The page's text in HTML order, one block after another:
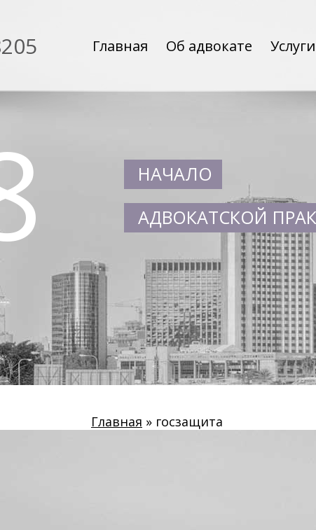
Главная Об адвокате Услуги
НАЧАЛО
АДВОКАТСКОЙ
Главная » госзащита